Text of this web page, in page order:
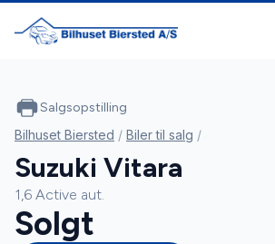
Salgsopstilling
Bilhuset Biersted / Biler til salg /
Suzuki Vitara
1,6 Active aut.
Solgt